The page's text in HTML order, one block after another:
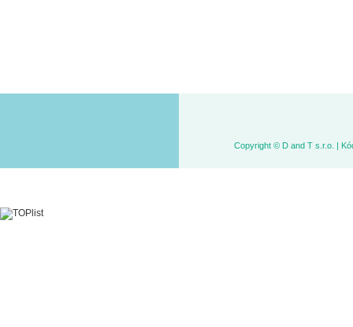
Copyright © D and T s.r.o. |